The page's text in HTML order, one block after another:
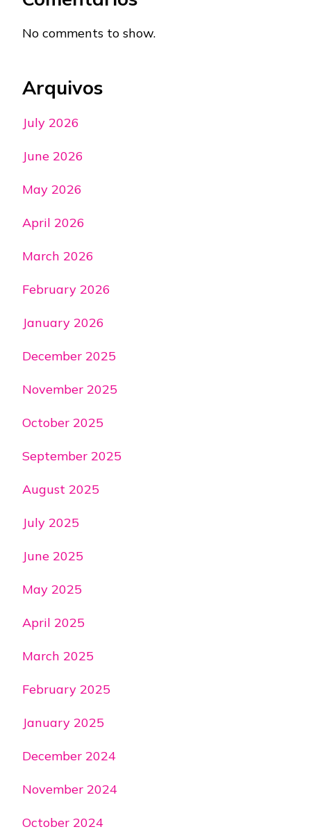
No comments to show.
Arquivos
July 2026
June 2026
May 2026
April 2026
March 2026
February 2026
January 2026
December 2025
November 2025
October 2025
September 2025
August 2025
July 2025
June 2025
May 2025
April 2025
March 2025
February 2025
January 2025
December 2024
November 2024
October 2024